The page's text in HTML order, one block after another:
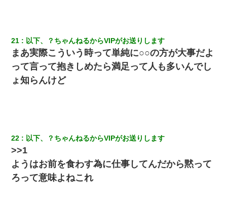
21 以下、？ちゃんねるからVIPがお送りします
まあ実際こういう時って単純に○○の方が大事だよ
って言って抱きしめたら満足って人も多いんでし
ょ知らんけど
22 以下、？ちゃんねるからVIPがお送りします
>>1
ようはお前を食わす為に仕事してんだから黙って
ろって意味よねこれ